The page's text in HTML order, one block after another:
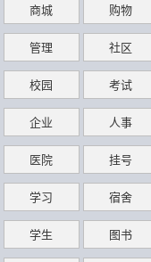
商城 购物
管理 社区
校园 考试
企业 人事
医院 挂号
学习 宿舍
学生 图书